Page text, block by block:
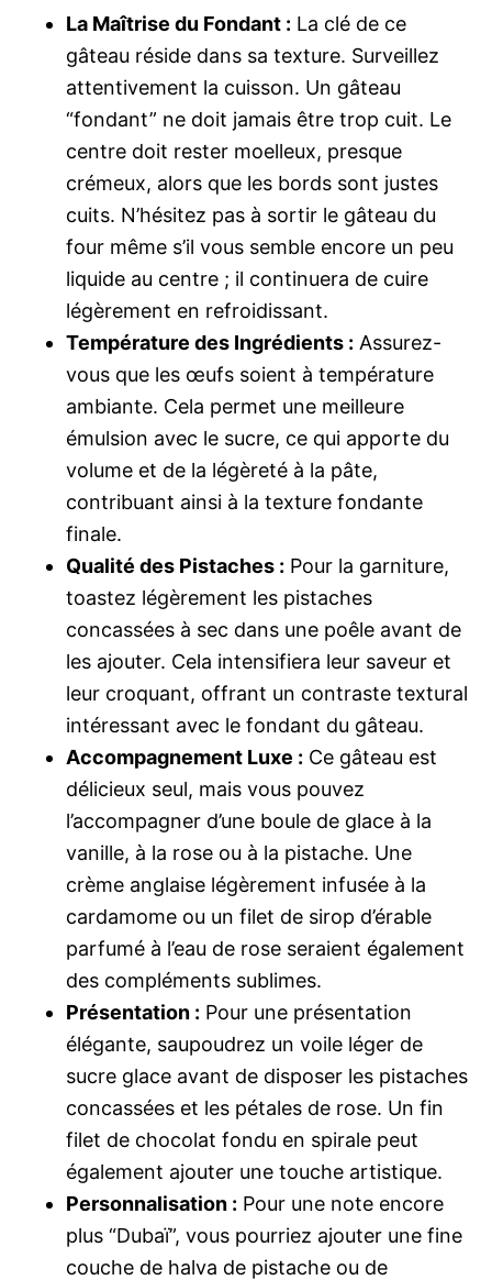
La Maîtrise du Fondant : La clé de ce
gâteau réside dans sa texture. Surveillez
attentivement la cuisson. Un gâteau
“fondant” ne doit jamais être trop cuit. Le
centre doit rester moelleux, presque
crémeux, alors que les bords sont justes
cuits. N’hésitez pas à sortir le gâteau du
four même s’il vous semble encore un peu
liquide au centre ; il continuera de cuire
légèrement en refroidissant.
Température des Ingrédients : Assurez-
vous que les œufs soient à température
ambiante. Cela permet une meilleure
émulsion avec le sucre, ce qui apporte du
volume et de la légèreté à la pâte,
contribuant ainsi à la texture fondante
finale.
Qualité des Pistaches : Pour la garniture,
toastez légèrement les pistaches
concassées à sec dans une poêle avant de
les ajouter. Cela intensifiera leur saveur et
leur croquant, offrant un contraste textural
intéressant avec le fondant du gâteau.
Accompagnement Luxe : Ce gâteau est
délicieux seul, mais vous pouvez
l’accompagner d’une boule de glace à la
vanille, à la rose ou à la pistache. Une
crème anglaise légèrement infusée à la
cardamome ou un filet de sirop d’érable
parfumé à l’eau de rose seraient également
des compléments sublimes.
Présentation : Pour une présentation
élégante, saupoudrez un voile léger de
sucre glace avant de disposer les pistaches
concassées et les pétales de rose. Un fin
filet de chocolat fondu en spirale peut
également ajouter une touche artistique.
Personnalisation : Pour une note encore
plus “Dubaï”, vous pourriez ajouter une fine
couche de halva de pistache ou de